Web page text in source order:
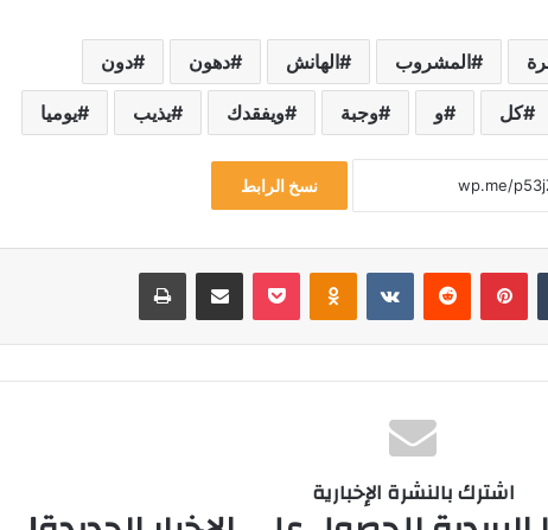
المشروب الهانش دهون دون
كل و وجبة ويفقدك يذيب يوميا
نسخ الرابط
بينتيريست
اشترك بالنشرة الإخبارية